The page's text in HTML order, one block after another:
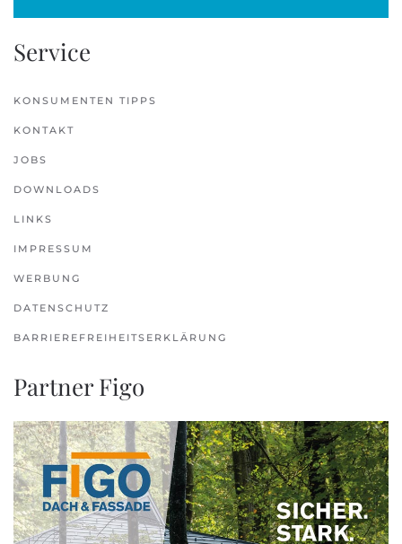
Service
KONSUMENTEN TIPPS
KONTAKT
JOBS
DOWNLOADS
LINKS
IMPRESSUM
WERBUNG
DATENSCHUTZ
BARRIEREFREIHEITSERKLÄRUNG
Partner Figo